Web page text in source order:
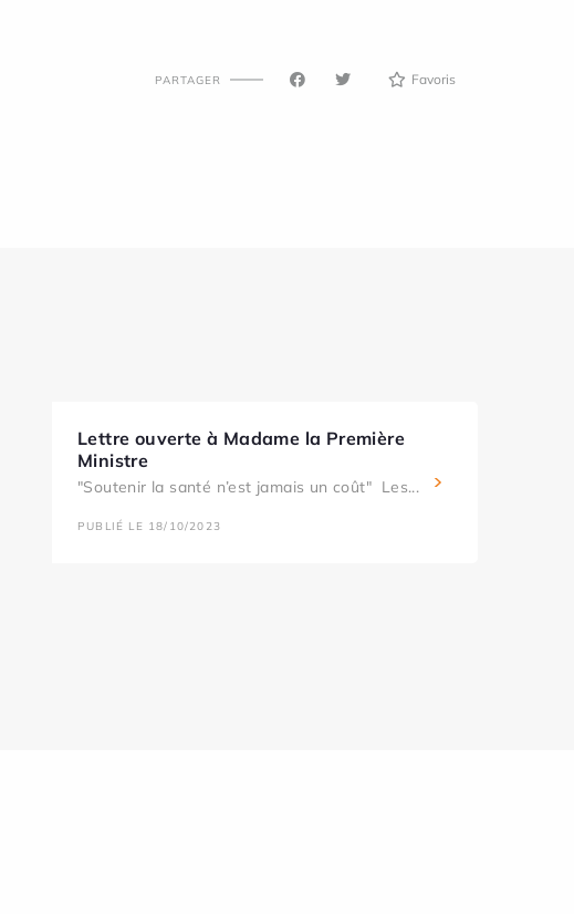
PARTAGER Favoris
Lettre ouverte à Madame la Première
Ministre
"Soutenir la santé n’est jamais un coût" Les...
PUBLIÉ LE 18/10/2023